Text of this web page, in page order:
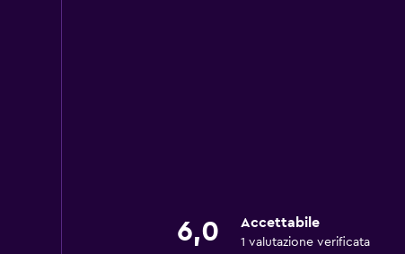
6,0 Accettabile
1 valutazione verificata